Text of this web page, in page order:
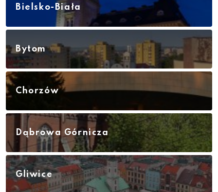
Bielsko-Biała
Bytom
Chorzów
Dąbrowa Górnicza
Gliwice